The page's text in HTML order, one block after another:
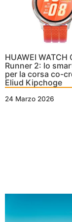
HUAWEI WATCH
Runner 2: lo
per la corsa co-
Eliud Kipchoge
24 Marzo 2026